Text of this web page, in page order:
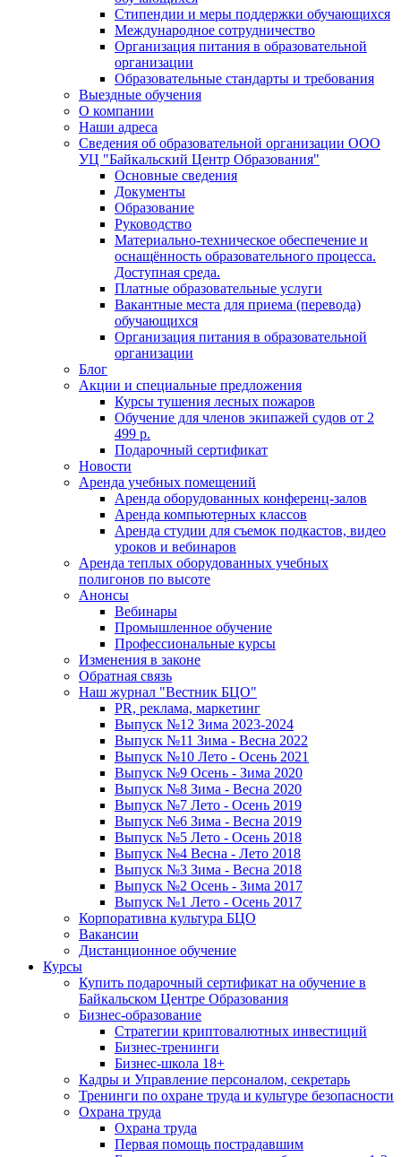
Стипендии и меры поддержки обучающихся
Международное сотрудничество
Организация питания в образовательной
организации
Образовательные стандарты и требования
Выездные обучения
О компании
Наши адреса
Сведения об образовательной организации ООО
УЦ "Байкальский Центр Образования"
Основные сведения
Документы
Образование
Руководство
Материально-техническое обеспечение и
оснащённость образовательного процесса.
Доступная среда.
Платные образовательные услуги
Вакантные места для приема (перевода)
обучающихся
Организация питания в образовательной
организации
Блог
Акции и специальные предложения
Курсы тушения лесных пожаров
Обучение для членов экипажей судов от 2
499 р.
Подарочный сертификат
Новости
Аренда учебных помещений
Аренда оборудованных конференц-залов
Аренда компьютерных классов
Аренда студии для съемок подкастов, видео
уроков и вебинаров
Аренда теплых оборудованных учебных
полигонов по высоте
Анонсы
Вебинары
Промышленное обучение
Профессиональные курсы
Изменения в законе
Обратная связь
Наш журнал "Вестник БЦО"
PR, реклама, маркетинг
Выпуск №12 Зима 2023-2024
Выпуск №11 Зима - Весна 2022
Выпуск №10 Лето - Осень 2021
Выпуск №9 Осень - Зима 2020
Выпуск №8 Зима - Весна 2020
Выпуск №7 Лето - Осень 2019
Выпуск №6 Зима - Весна 2019
Выпуск №5 Лето - Осень 2018
Выпуск №4 Весна - Лето 2018
Выпуск №3 Зима - Весна 2018
Выпуск №2 Осень - Зима 2017
Выпуск №1 Лето - Осень 2017
Корпоративна культура БЦО
Вакансии
Дистанционное обучение
Курсы
Купить подарочный сертификат на обучение в
Байкальском Центре Образования
Бизнес-образование
Стратегии криптовалютных инвестиций
Бизнес-тренинги
Бизнес-школа 18+
Кадры и Управление персоналом, секретарь
Тренинги по охране труда и культуре безопасности
Охрана труда
Охрана труда
Первая помощь пострадавшим